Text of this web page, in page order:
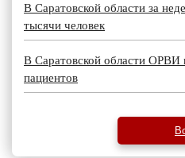
В Саратовской области за
тысячи человек
В Саратовской области
пациентов